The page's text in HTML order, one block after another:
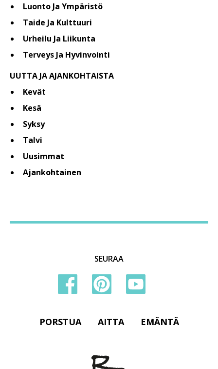
Luonto Ja Ympäristö
Taide Ja Kulttuuri
Urheilu Ja Liikunta
Terveys Ja Hyvinvointi
UUTTA JA AJANKOHTAISTA
Kevät
Kesä
Syksy
Talvi
Uusimmat
Ajankohtainen
SEURAA
PORSTUA AITTA EMÄNTÄ